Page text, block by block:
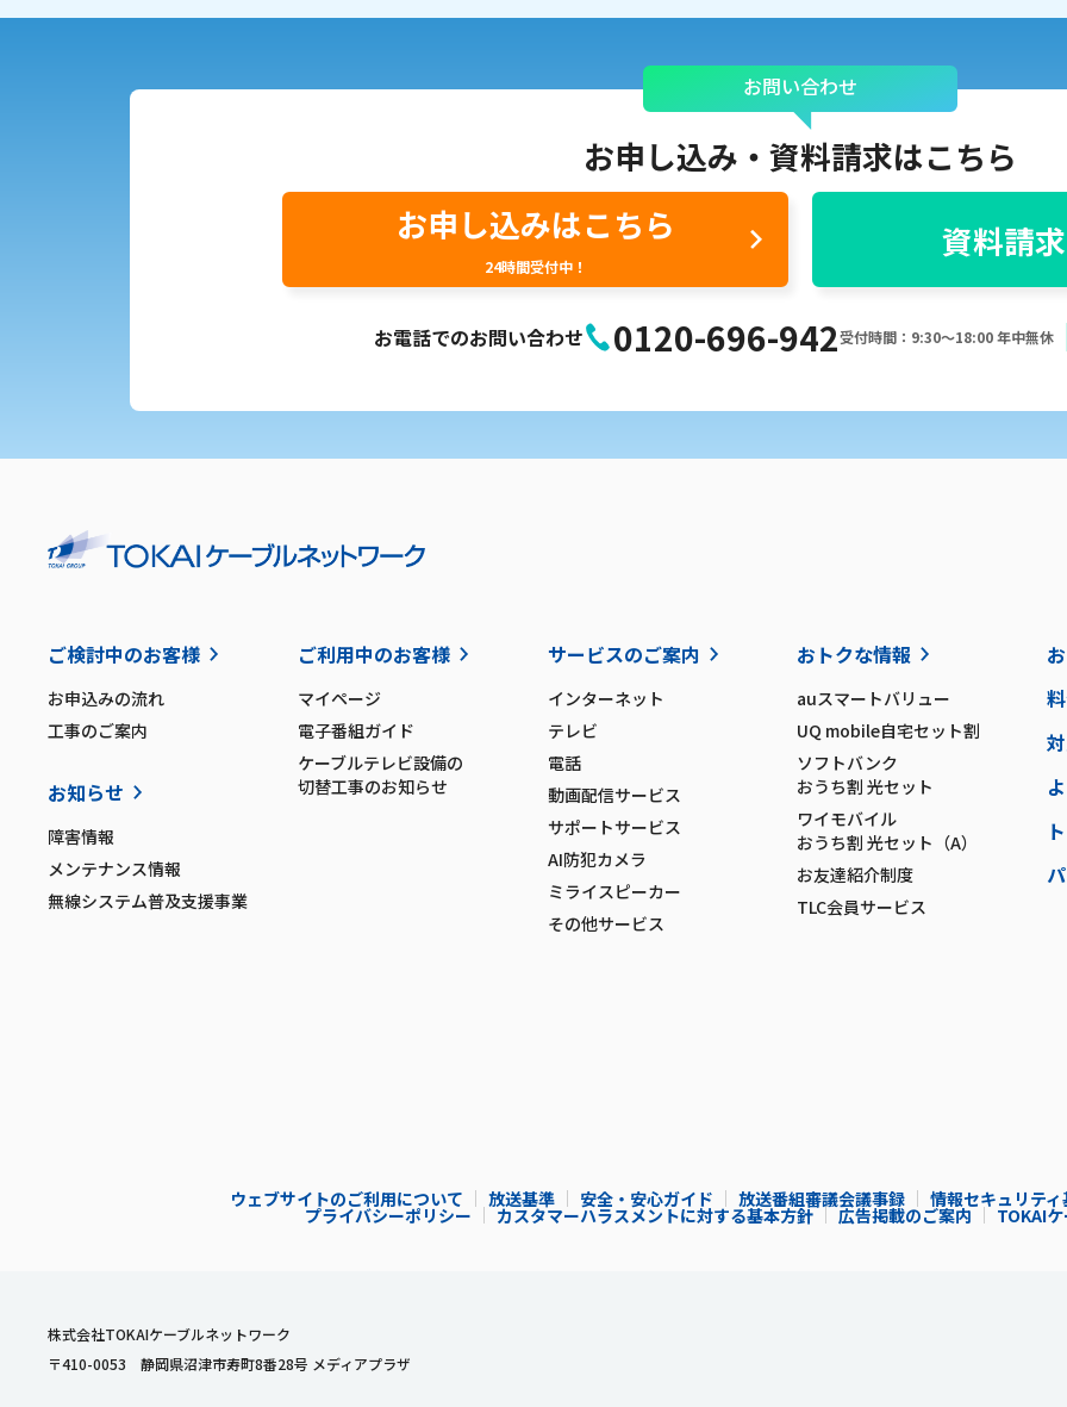
お問い合わせ
お申し込み・ 資料請求はこちら
お申し込みはこちら
24時間受付中！
資料請
お電話でのお問い合わせ 0120-696-942受付時間：9:30〜18:00 年中無休
ご検討中のお客様
お申込みの流れ
工事のご案内
お知らせ
障害情報
メンテナンス情報
無線システム普及支援事業
ご利用中のお客様
マイページ
電子番組ガイド
ケーブルテレビ設備の
切替工事のお知らせ
サービスのご案内
インターネット
テレビ
電話
動画配信サービス
サポートサービス
AI防犯カメラ
ミライスピーカー
その他サービス
おトクな情報
auスマートバリュー
UQ mobile自宅セット割
ソフトバンク
おうち割 光セット
ワイモバイル
おうち割 光セット（A）
お友達紹介制度
TLC会員サービス
ウェブサイトのご利用について 放送基準 安全・安心ガイド 放送番組審議会議事録 情報セキュリテ
プライバシーポリシー カスタマーハラスメントに対する基本方針 広告掲載のご案内 TOKAI
株式会社TOKAIケーブルネットワーク
〒410-0053 静岡県沼津市寿町8番28号 メディアプラザ